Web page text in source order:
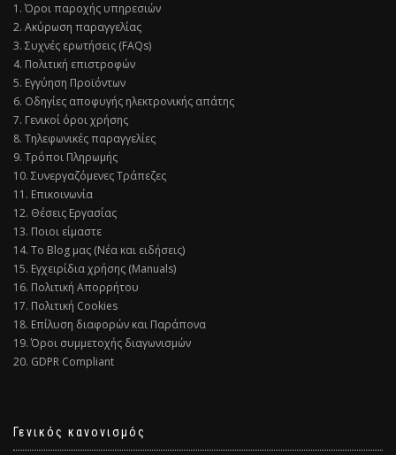
1. Όροι παροχής υπηρεσιών
2. Ακύρωση παραγγελίας
3. Συχνές ερωτήσεις (FAQs)
4. Πολιτική επιστροφών
5. Εγγύηση Προϊόντων
6. Οδηγίες αποφυγής ηλεκτρονικής απάτης
7. Γενικοί όροι χρήσης
8. Τηλεφωνικές παραγγελίες
9. Τρόποι Πληρωμής
10. Συνεργαζόμενες Τράπεζες
11. Επικοινωνία
12. Θέσεις Εργασίας
13. Ποιοι είμαστε
14. Το Blog μας (Νέα και ειδήσεις)
15. Εγχειρίδια χρήσης (Manuals)
16. Πολιτική Απορρήτου
17. Πολιτική Cookies
18. Επίλυση διαφορών και Παράπονα
19. Όροι συμμετοχής διαγωνισμών
20. GDPR Compliant
Γενικός κανονισμός